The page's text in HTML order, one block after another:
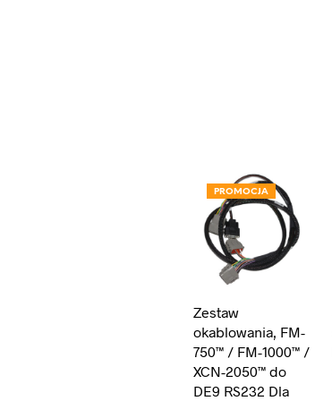
PROMOCJA
Zestaw
okablowania, FM-
750™ / FM-1000™ /
XCN-2050™ do
DE9 RS232 Dla